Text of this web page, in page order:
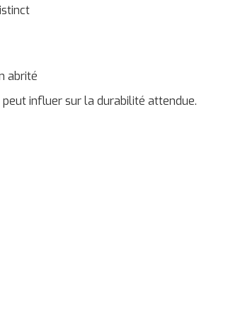
abrité
influer sur la durabilité attendue.